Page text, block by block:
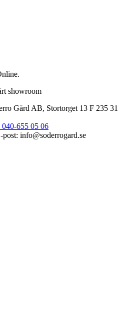
showroom
Gård AB, Stortorget 13 F 235 31
655 05 06
post: info@soderrogard.se